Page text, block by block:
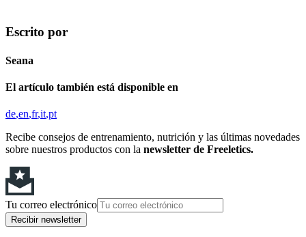
Escrito por
Seana
El artículo también está disponible en
de en fr it pt
Recibe consejos de entrenamiento, nutrición y las últimas novedades
sobre nuestros productos con la newsletter de Freeletics.
Tu correo electrónico
Recibir newsletter